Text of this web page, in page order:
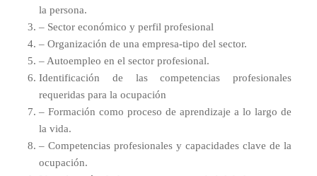
la persona.
– Sector económico y perfil profesional
– Organización de una empresa-tipo del sector.
– Autoempleo en el sector profesional.
Identificación de las competencias profesionales
requeridas para la ocupación
– Formación como proceso de aprendizaje a lo largo de
la vida.
– Competencias profesionales y capacidades clave de la
ocupación.